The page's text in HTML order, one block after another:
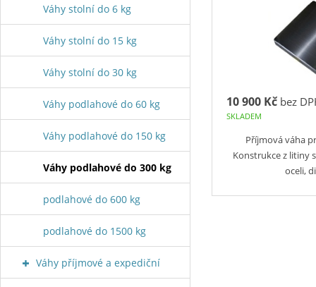
10 900 Kč bez
SKLADEM
Příjmová váha
Konstrukce z litiny
oceli,
Váhy stolní do 6 kg
Váhy stolní do 15 kg
Váhy stolní do 30 kg
Váhy podlahové do 60 kg
Váhy podlahové do 150 kg
Váhy podlahové do 300 kg
podlahové do 600 kg
podlahové do 1500 kg
Váhy příjmové a expediční